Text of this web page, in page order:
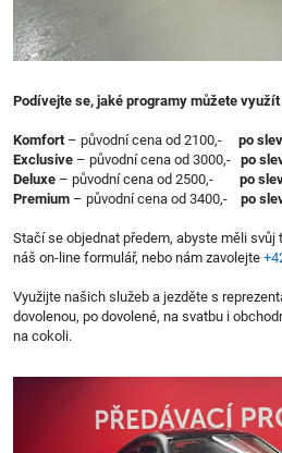
Podívejte se, jaké programy můžete
Komfort– původní cena od 2100,- po
Exclusive – původní cena od 3000,- po
Deluxe – původní cena od 2500,-
po
Premium – původní cena od 3400,- po
Stačí se objednat předem, abyste měli svůj
náš on-line formulář, nebo nám zavolejte
Využijte našich služeb a jezděte s
dovolenou, po dovolené, na svatbu i
na cokoli.